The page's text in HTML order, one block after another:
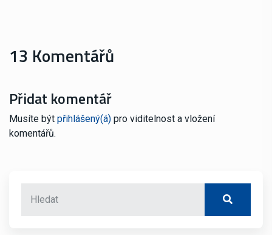
13 Komentářů
Přidat komentář
Musíte být přihlášený(á) pro viditelnost a vložení
komentářů.